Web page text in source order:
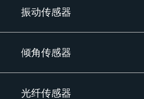
振动传感器
倾角传感器
光纤传感器